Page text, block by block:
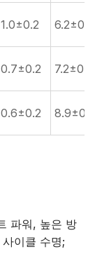
1.0±0.2 6.2±0.2
0.7±0.2 7.2±0.3
0.6±0.2 8.9±0.3
파워, 높은 방
이클 수명;